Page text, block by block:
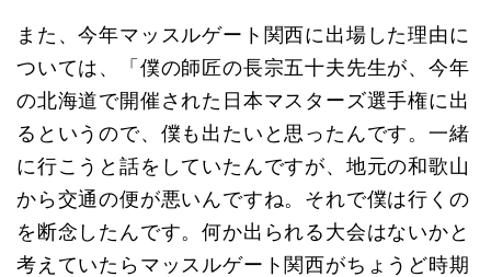
また、今年マッスルゲート関西に出場した理由に
ついては、
「僕の師匠の長宗五十夫先生が、今年
の北海道で開催された日本マスターズ選手権に出
るというので、僕も出たいと思ったんです。一緒
に行こうと話をしていたんですが、地元の和歌山
から交通の便が悪いんですね。それで僕は行くの
を断念したんです。何か出られる大会はないかと
考えていたらマッスルゲート関西がちょうど時期